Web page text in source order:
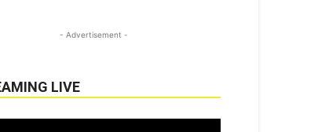
- Advertisement -
LIVE